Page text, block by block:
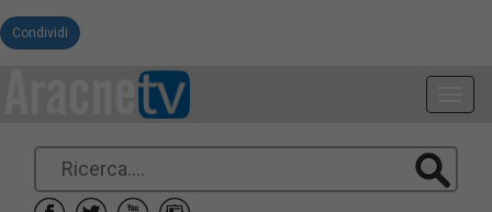
Condividi